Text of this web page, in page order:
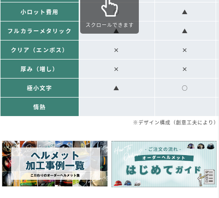
小ロット費用 ○ ▲
フルカラーメタリック ▲ ▲
クリア（エンボス） × ×
厚み（増し） × ×
極小文字 ▲ ○
情熱
※デザイン構成（創意工夫により）
スクロールできます